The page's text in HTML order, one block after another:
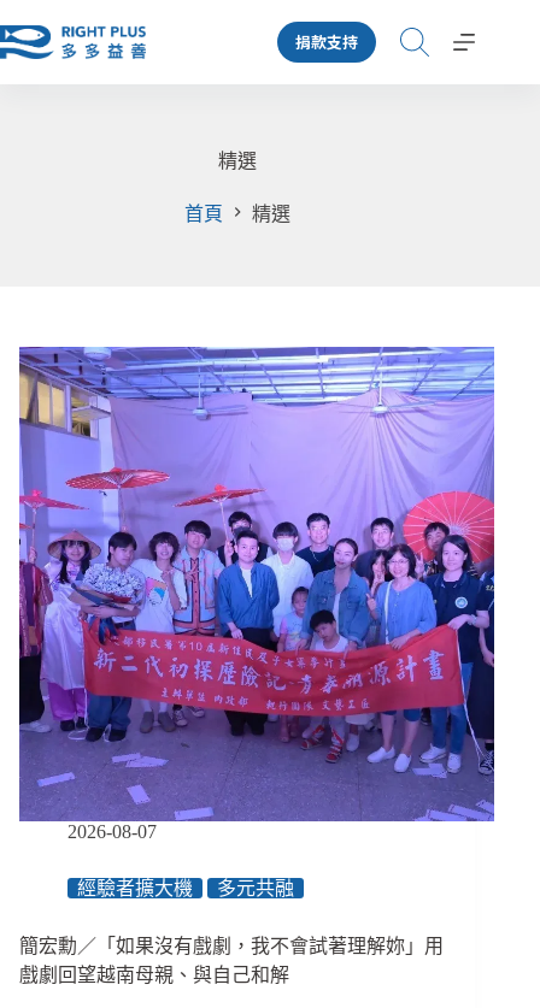
至
捐款支持
精選
首頁 精選
2026-08-07
經驗者擴大機 多元共融
簡宏勳／「如果沒有戲劇，我不會試著理解妳」用
戲劇回望越南母親、與自己和解